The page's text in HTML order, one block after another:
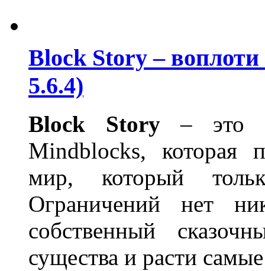
Block Story –
5.6.4)
Block Story– это
Mindblocks, которая
мир, который
Ограничений нет
собственный
существа и расти